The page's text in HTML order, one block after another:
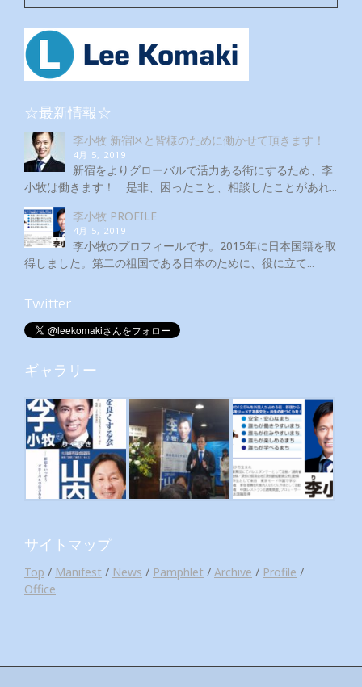
☆最新情報☆
李小牧 新宿区と皆様のために働かせて頂きます！
4月 5, 2019
新宿をよりグローバルで活力ある街にするため、李
小牧は働きます！ 是非、困ったこと、相談したことがあれ...
李小牧 PROFILE
4月 5, 2019
李小牧のプロフィールです。2015年に日本国籍を取
得しました。第二の祖国である日本のために、役に立て...
Twitter
ギャラリー
サイトマップ
Top / Manifest / News / Pamphlet / Archive / Profile /
Office